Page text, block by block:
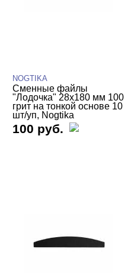
Пилки-основы
Сменные файлы
Сменные файлы
Уход
NOGTIKA
Сменные файлы
"Лодочка" 28х180 мм 100
грит на тонкой основе 10
шт/уп, Nogtika
100 руб.